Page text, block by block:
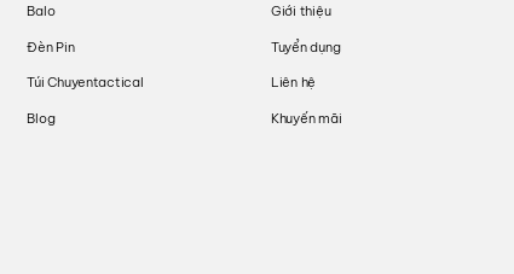
Balo
Đèn Pin
Túi Chuyentactical
Blog
Giới thiệu
Tuyển dụng
Liên hệ
Khuyến mãi